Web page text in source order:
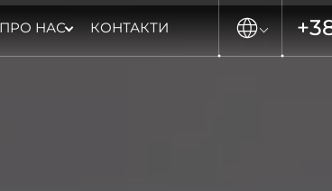
ПРО НАС КОНТАКТИ